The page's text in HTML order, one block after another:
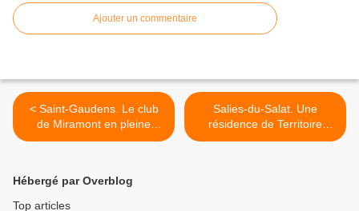
Ajouter un commentaire
< Saint-Gaudens. Le club
de Miramont en pleine
forme
Salies-du-Salat. Une
résidence de Territoire
cinéma >
Hébergé par Overblog
Top articles